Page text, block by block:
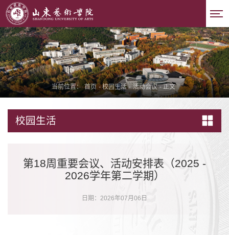
当前位置： 首页 - 校园生活 - 活动会议 - 正文
校园生活
第18周重要会议、活动安排表（2025 -
2026学年第二学期）
日期：2026年07月06日